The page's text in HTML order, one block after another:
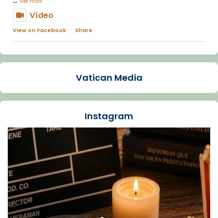
Vídeo
View on Facebook · Share
Arquebisbat de Barcelona
La Carmina va patir depressió. Fa gairebé
dos mesos, a l'Estadi Lluís Companys, la
Recupera l'entrevista comp
Vatican
tican News 👇
www.vaticannews.va/es/iglesia/news/2026-
07/carmina-historia-depresion-papa-viaje-
espana-testimoni...
Foto
Vatican Media
Instagram